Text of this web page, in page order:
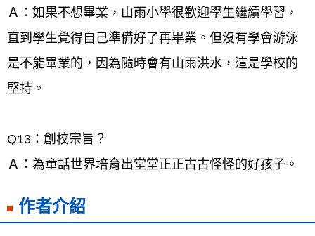
Ａ：如果不想畢業，山雨小學很歡迎學生繼續學習，
直到學生覺得自己準備好了再畢業。但沒有學會游泳
是不能畢業的，因為隨時會有山雨洪水，這是學校的
堅持。
Q13：創校宗旨？
Ａ：為童話世界培育出堂堂正正古古怪怪的好孩子。
作者介紹